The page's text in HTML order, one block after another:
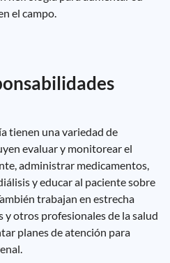
el campo.
tienen una variedad de
evaluar y monitorear el
administrar medicamentos,
y educar al paciente sobre
trabajan en estrecha
otros profesionales de la salud
planes de atención para